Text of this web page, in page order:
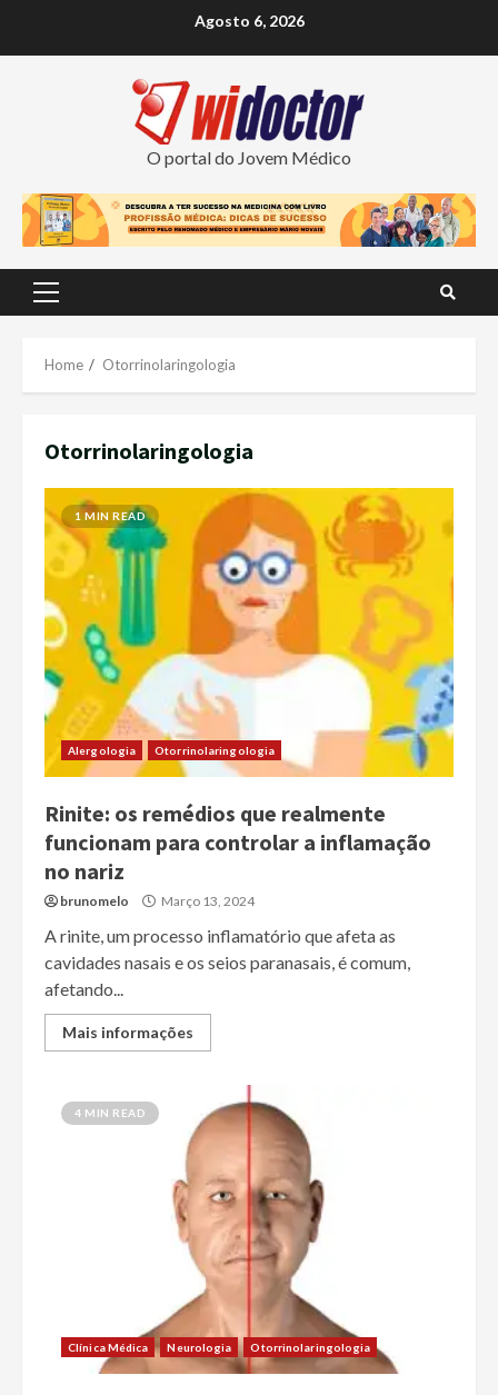
Agosto 6, 2026
O portal do Jovem Médico
Primary
Home Otorrinolaringologia
Otorrinolaringologia
1 MIN READ
Alergologia Otorrinolaringologia
Rinite: os remédios que realmente
funcionam para controlar a inflamação
no nariz
brunomelo Março 13, 2024
A rinite, um processo inflamatório que afeta as
cavidades nasais e os seios paranasais, é comum,
afetando...
Mais informações
4 MIN READ
Clínica Médica Neurologia Otorrinolaringologia